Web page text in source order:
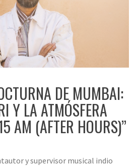
DE MUMBAI:
Y LA ATMÓSFERA
AM (AFTER HOURS)”
y supervisor musical indio